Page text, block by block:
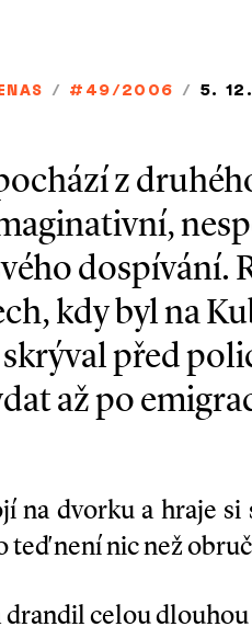
/ #49/2006 / 5.
z
dospívání.
kdy byl na
před
až po
na dvorku a hraje
teď není nic než
drandil celou